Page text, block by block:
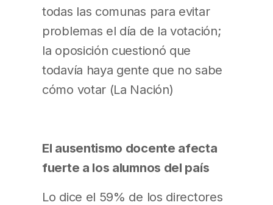
todas las comunas para evitar
problemas el día de la votación;
la oposición cuestionó que
todavía haya gente que no sabe
cómo votar (La Nación)
El ausentismo docente afecta
fuerte a los alumnos del país
Lo dice el 59% de los directores